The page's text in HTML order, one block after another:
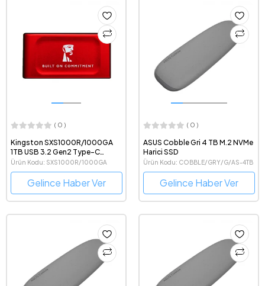
( 0 )
Kingston SXS1000R/1000GA
1TB USB 3.2 Gen2 Type-C
1050MB Okuma/1000MB Yazma
Kırmızı Taşınabilir Harici SSD
Ürün Kodu: SXS1000R/1000GA
Gelince Haber Ver
( 0 )
ASUS Cobble Gri 4 TB M.2 NVMe
Harici SSD
Ürün Kodu: COBBLE/GRY/G/AS-4TB
Gelince Haber Ver